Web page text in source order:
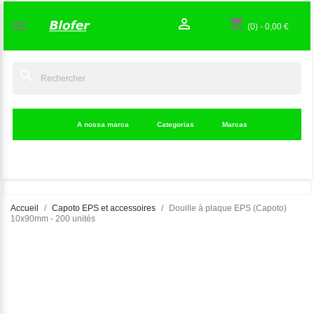
 shopping_cart (0) -0,00 €

A nossa marca Categorias Marcas
Accueil Capoto EPS et accessoires
Douille à plaque EPS (Capoto)
10x90mm - 200 unités